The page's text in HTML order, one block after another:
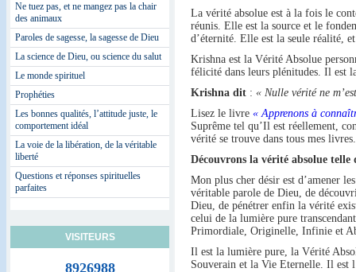
La vérité absolue est à la fois le
réunis. Elle est la source et le
d’éternité. Elle est la seule réalité,
Krishna est la Vérité Absolue
félicité dans leurs plénitudes. Il est
Krishna dit : « Nulle vérité ne
Lisez le livre « Apprenons à
Suprême tel qu’Il est réellement,
vérité se trouve dans tous mes livres.
Découvrons la vérité absolue telle
Mon plus cher désir est d’amener
véritable parole de Dieu, de
Dieu, de pénétrer enfin la vérité
celui de la lumière pure
Primordiale, Originelle, Infinie et
Il est la lumière pure, la Vérité
Souverain et la Vie Eternelle. Il est
Ne tuez pas, et ne mangez pas la chair
des animaux
Paroles de sagesse, la sagesse de Dieu
La science de Dieu, ou science du salut
Le monde spirituel
Prophéties
Les bonnes qualités, l’attitude juste, le
comportement idéal
La voie de la libération, de la véritable
liberté
Questions et réponses spirituelles
parfaites
VISITEURS
8926988